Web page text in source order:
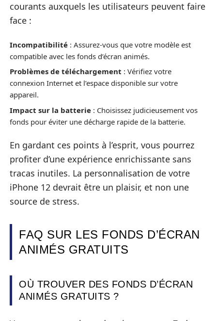
courants auxquels les utilisateurs peuvent faire
face :
Incompatibilité : Assurez-vous que votre modèle est
compatible avec les fonds d’écran animés.
Problèmes de téléchargement : Vérifiez votre
connexion Internet et l’espace disponible sur votre
appareil.
Impact sur la batterie : Choisissez judicieusement vos
fonds pour éviter une décharge rapide de la batterie.
En gardant ces points à l’esprit, vous pourrez
profiter d’une expérience enrichissante sans
tracas inutiles. La personnalisation de votre
iPhone 12 devrait être un plaisir, et non une
source de stress.
FAQ SUR LES FONDS D’ÉCRAN
ANIMÉS GRATUITS
OÙ TROUVER DES FONDS D’ÉCRAN
ANIMÉS GRATUITS ?